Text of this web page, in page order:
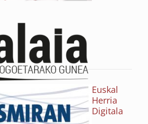
Euskal
Herria
Digitala